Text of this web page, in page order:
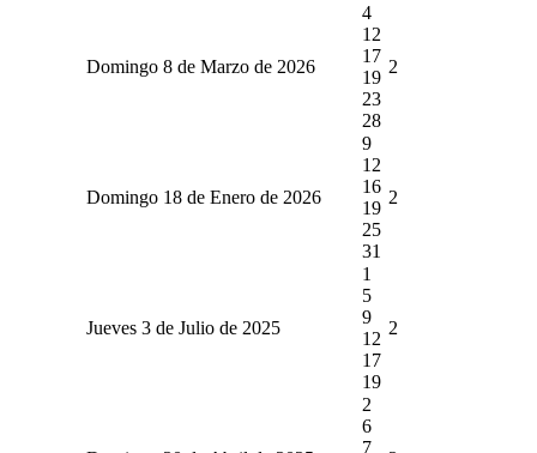
Domingo 8 de Marzo de 2026
4
12
17
19
23
28
2
Domingo 18 de Enero de 2026
9
12
16
19
25
31
2
Jueves 3 de Julio de 2025
1
5
9
12
17
19
2
2
6
7